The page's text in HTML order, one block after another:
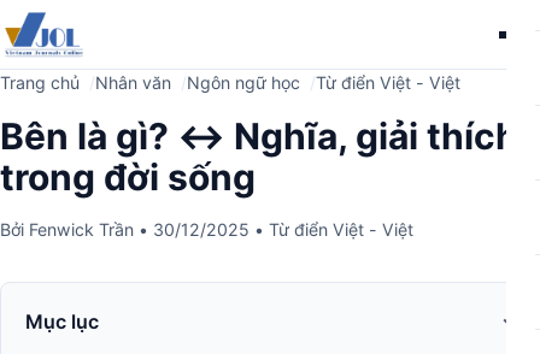
Trang chủ Nhân văn Ngôn ngữ học Từ điển Việt - Việt
Bên là gì? ↔️ Nghĩa, giải thích
trong đời sống
Bởi Fenwick Trần • 30/12/2025 • Từ điển Việt - Việt
Mục lục